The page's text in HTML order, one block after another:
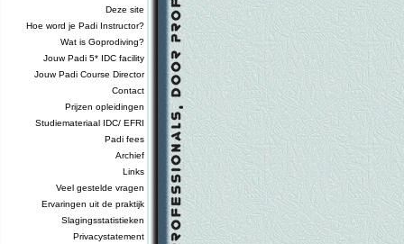
Deze site
Hoe word je Padi Instructor?
Wat is Goprodiving?
Jouw Padi 5* IDC facility
Jouw Padi Course Director
Contact
Prijzen opleidingen
Studiemateriaal IDC/ EFRI
Padi fees
Archief
Links
Veel gestelde vragen
Ervaringen uit de praktijk
Slagingsstatistieken
Privacystatement